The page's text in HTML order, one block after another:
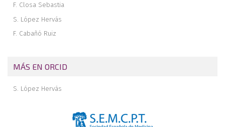
F. Closa Sebastia
S. López Hervás
F. Cabañó Ruiz
MÁS EN ORCID
S. López Hervás